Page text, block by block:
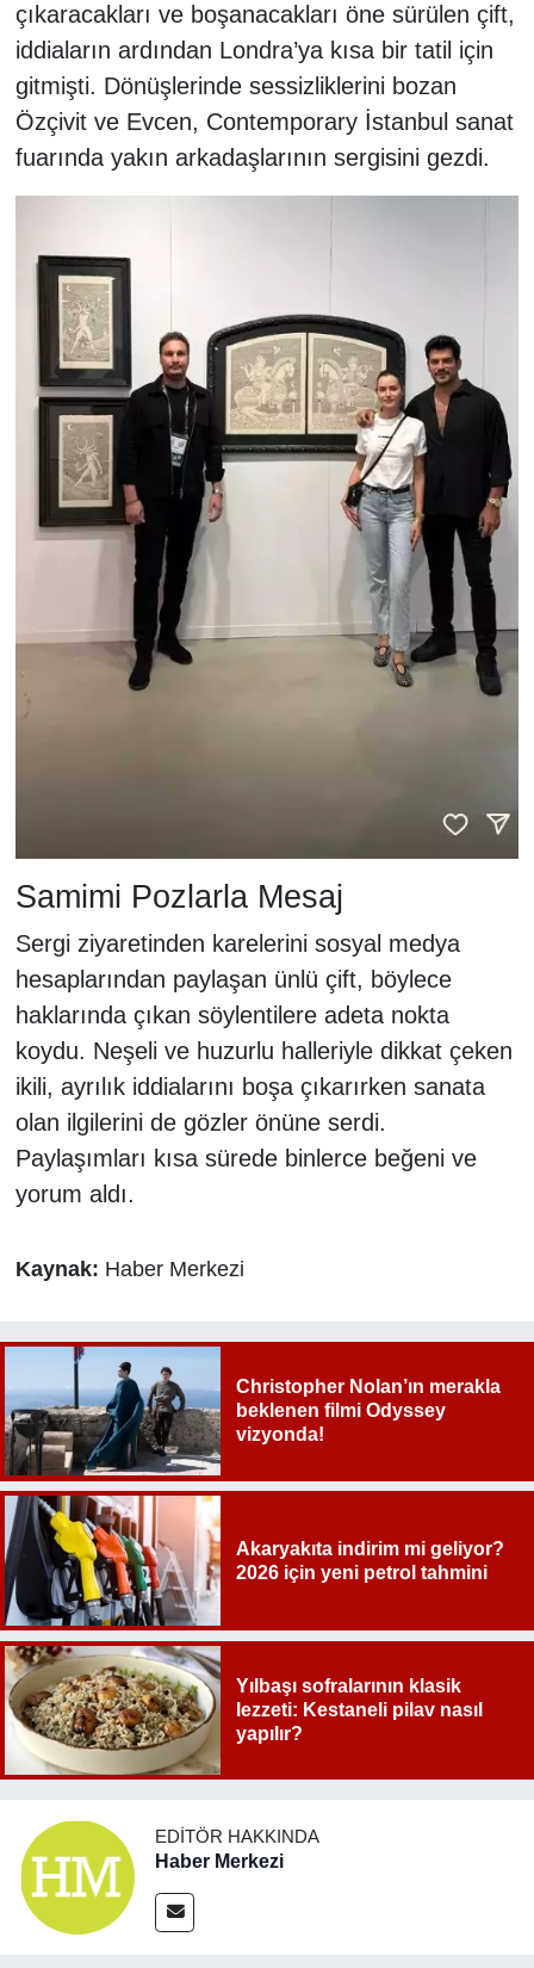
çıkaracakları ve boşanacakları öne sürülen çift,
iddiaların ardından Londra’ya kısa bir tatil için
gitmişti. Dönüşlerinde sessizliklerini bozan
Özçivit ve Evcen, Contemporary İstanbul sanat
fuarında yakın arkadaşlarının sergisini gezdi.
Samimi Pozlarla Mesaj
Sergi ziyaretinden karelerini sosyal medya
hesaplarından paylaşan ünlü çift, böylece
haklarında çıkan söylentilere adeta nokta
koydu. Neşeli ve huzurlu halleriyle dikkat çeken
ikili, ayrılık iddialarını boşa çıkarırken sanata
olan ilgilerini de gözler önüne serdi.
Paylaşımları kısa sürede binlerce beğeni ve
yorum aldı.
Kaynak: Haber Merkezi
Christopher Nolan’ın merakla
beklenen filmi Odyssey
vizyonda!
Akaryakıta indirim mi geliyor?
2026 için yeni petrol tahmini
Yılbaşı sofralarının klasik
lezzeti: Kestaneli pilav nasıl
yapılır?
EDITÖR HAKKINDA
Haber Merkezi